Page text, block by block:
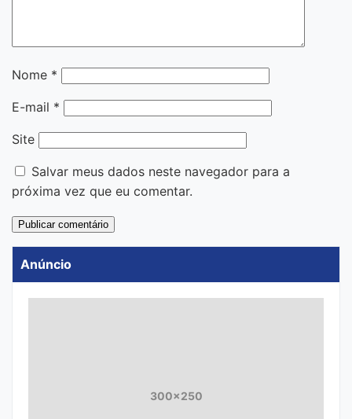
Nome *
E-mail *
Site
Salvar meus dados neste navegador para a
próxima vez que eu comentar.
Anúncio
300x250